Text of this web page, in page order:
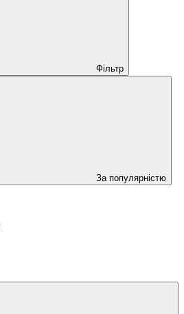
Фільтр
За популярністю